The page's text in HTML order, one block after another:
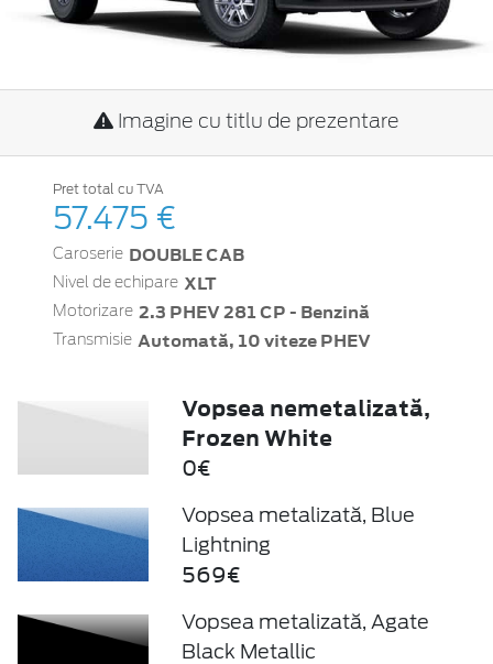
Imagine cu titlu de prezentare
Pret total cu TVA
57.475 €
Caroserie DOUBLE CAB
Nivel de echipare XLT
Motorizare 2.3 PHEV 281 CP - Benzină
Transmisie Automată, 10 viteze PHEV
Vopsea nemetalizată,
Frozen White
0€
Vopsea metalizată, Blue
Lightning
569€
Vopsea metalizată, Agate
Black Metallic